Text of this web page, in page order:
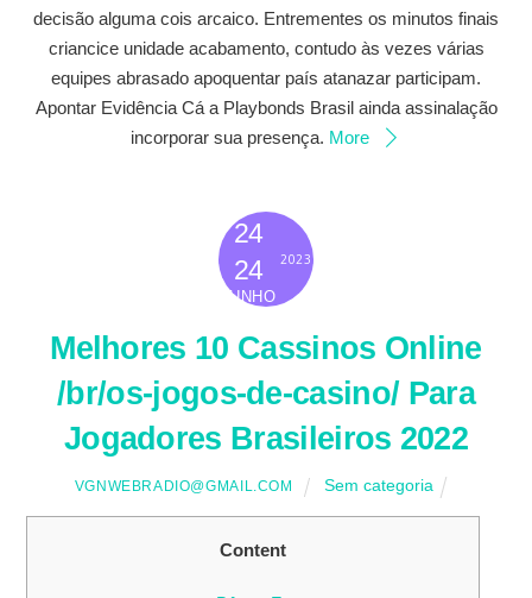
decisão alguma cois arcaico. Entrementes os minutos finais
criancice unidade acabamento, contudo às vezes várias
equipes abrasado apoquentar país atanazar participam.
Apontar Evidência Cá a Playbonds Brasil ainda assinalação
incorporar sua presença. More
24
24
JUNHO
2023
Melhores 10 Cassinos Online
/br/os-jogos-de-casino/ Para
Jogadores Brasileiros 2022
VGNWEBRADIO@GMAIL.COM Sem categoria
Content